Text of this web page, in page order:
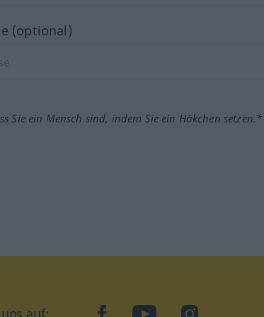
(optional)
Sie ein Mensch sind, indem Sie ein Häkchen setzen.*
auf: facebookYouTubeInstagram